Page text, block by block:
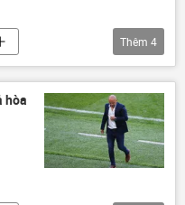
Thêm 4
hòa